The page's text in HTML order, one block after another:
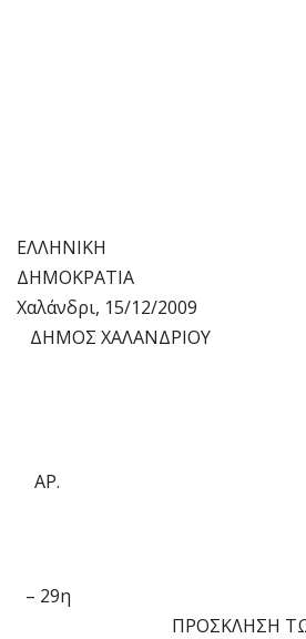
ΕΛΛΗΝΙΚΗ
Χαλάνδρι, 15/12/2009
ΔΗΜΟΣ ΧΑΛΑΝΔΡΙΟΥ
Α.Π.
ΑΡ.
– 29η
ΠΡΟΣΚΛΗΣΗ ΤΩΝ